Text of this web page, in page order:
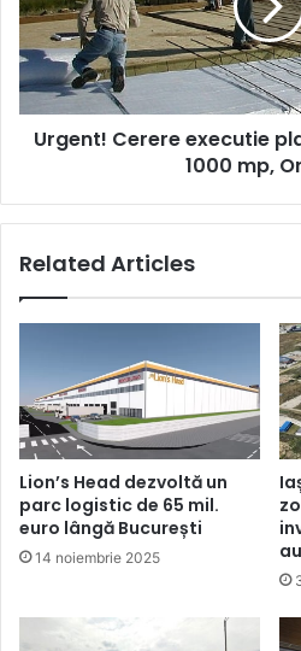
betonata
1000
mp,
Oradea
Urgent! Cerere executie
1000 mp,
Related Articles
Lion’s Head dezvoltă un
parc logistic de 65 mil.
euro lângă București
14 noiembrie 2025